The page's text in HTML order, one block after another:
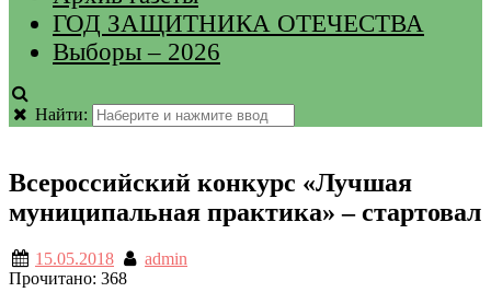
ГОД ЗАЩИТНИКА ОТЕЧЕСТВА
Выборы – 2026
Найти:
Всероссийский конкурс «Лучшая
муниципальная практика» – стартовал
15.05.2018
admin
Прочитано: 368